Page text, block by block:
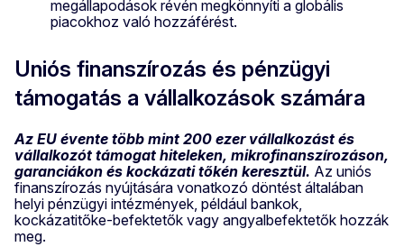
megállapodások révén megkönnyíti a globális
piacokhoz való hozzáférést.
Uniós finanszírozás és pénzügyi
támogatás a vállalkozások számára
Az EU évente több mint 200 ezer vállalkozást és
vállalkozót támogat hiteleken, mikrofinanszírozáson,
garanciákon és kockázati tőkén keresztül. Az uniós
finanszírozás nyújtására vonatkozó döntést általában
helyi pénzügyi intézmények, például bankok,
kockázatitőke-befektetők vagy angyalbefektetők hozzák
meg.